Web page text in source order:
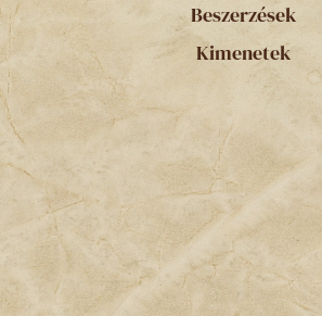
Beszerzések
Kimenetek